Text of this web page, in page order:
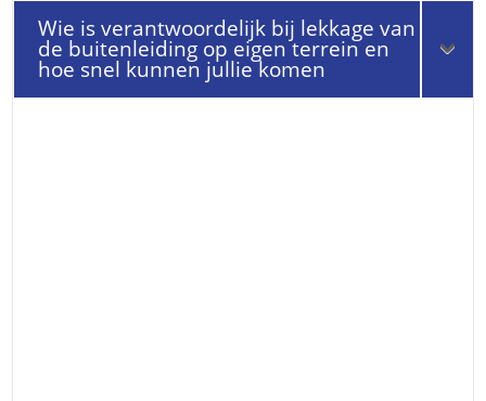
Wie is verantwoordelijk bij lekkage van
de buitenleiding op eigen terrein en
hoe snel kunnen jullie komen